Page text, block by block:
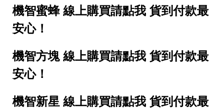
機智蜜蜂 線上購買請點我 貨到付款最
安心！
機智方塊 線上購買請點我 貨到付款最
安心！
機智新星 線上購買請點我 貨到付款最